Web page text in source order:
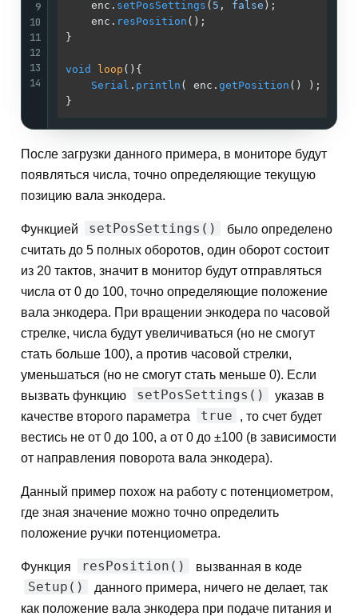
9
10
11
12
13
14
    enc.
setPosSettings ( 5 , false
    enc.
resPosition
void loop ()
Serial . println ( enc. getPosition ()
После загрузки данного примера, в мониторе будут
появляться числа, точно определяющие текущую
позицию вала энкодера.
Функцией setPosSettings()
было определено
считать до 5 полных оборотов, один оборот состоит
из 20 тактов, значит в монитор будут отправляться
числа от 0 до 100, точно определяющие положение
вала энкодера. При вращении энкодера по часовой
стрелке, числа будут увеличиваться (но не смогут
стать больше 100), а против часовой стрелки,
уменьшаться (но не смогут стать меньше 0). Если
вызвать функцию
setPosSettings()
указав в
качестве второго параметра
true
, то счет будет
вестись не от 0 до 100, а от 0 до ±100 (в зависимости
от направления поворота вала энкодера).
Данный пример похож на работу с потенциометром,
где зная значение можно точно определить
положение ручки потенциометра.
Функция resPosition() вызванная в коде
Setup()
данного примера, ничего не делает, так
как положение вала энкодера при подаче питания и